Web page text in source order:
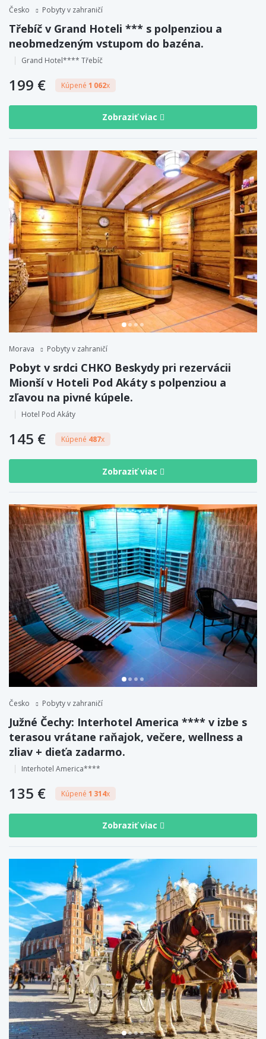
Česko Pobyty v zahraničí
Třebíč v Grand Hoteli *** s polpenziou a
neobmedzeným vstupom do bazéna.
Grand Hotel**** Třebíč
199 € Kúpené 1 062x
Zobraziť viac
Morava Pobyty v zahraničí
Pobyt v srdci CHKO Beskydy pri rezervácii
Mionší v Hoteli Pod Akáty s polpenziou a
zľavou na pivné kúpele.
Hotel Pod Akáty
145 € Kúpené 487x
Zobraziť viac
Česko Pobyty v zahraničí
Južné Čechy: Interhotel America **** v izbe s
terasou vrátane raňajok, večere, wellness a
zliav + dieťa zadarmo.
Interhotel America****
135 € Kúpené 1 314x
Zobraziť viac